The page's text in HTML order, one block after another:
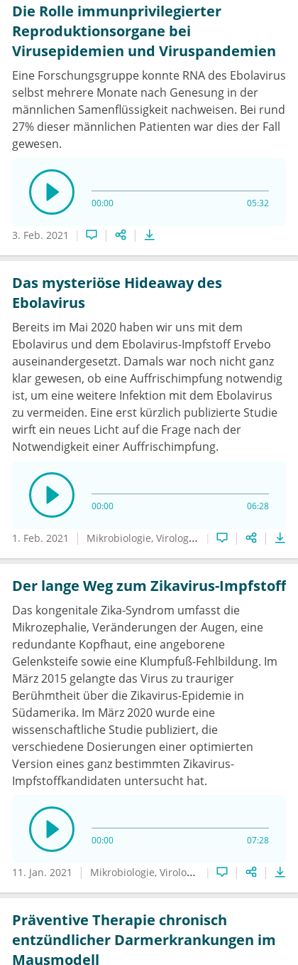
Die Rolle immunprivilegierter
Reproduktionsorgane bei
Virusepidemien und Viruspandemien
Eine Forschungsgruppe konnte RNA des Ebolavirus
selbst mehrere Monate nach Genesung in der
männlichen Samenflüssigkeit nachweisen. Bei rund
27% dieser männlichen Patienten war dies der Fall
gewesen.
00:00 05:32
3. Feb. 2021
Das mysteriöse Hideaway des
Ebolavirus
Bereits im Mai 2020 haben wir uns mit dem
Ebolavirus und dem Ebolavirus-Impfstoff Ervebo
auseinandergesetzt. Damals war noch nicht ganz
klar gewesen, ob eine Auffrischimpfung notwendig
ist, um eine weitere Infektion mit dem Ebolavirus
zu vermeiden. Eine erst kürzlich publizierte Studie
wirft ein neues Licht auf die Frage nach der
Notwendigkeit einer Auffrischimpfung.
00:00 06:28
1. Feb. 2021 Mikrobiologie, Virologie und Infektionsepidemiologie
Der lange Weg zum Zikavirus-Impfstoff
Das kongenitale Zika-Syndrom umfasst die
Mikrozephalie, Veränderungen der Augen, eine
redundante Kopfhaut, eine angeborene
Gelenksteife sowie eine Klumpfuß-Fehlbildung. Im
März 2015 gelangte das Virus zu trauriger
Berühmtheit über die Zikavirus-Epidemie in
Südamerika. Im März 2020 wurde eine
wissenschaftliche Studie publiziert, die
verschiedene Dosierungen einer optimierten
Version eines ganz bestimmten Zikavirus-
Impfstoffkandidaten untersucht hat.
00:00 07:28
11. Jan. 2021 Mikrobiologie, Virologie und Infektionsepidemiologie
Präventive Therapie chronisch
entzündlicher Darmerkrankungen im
Mausmodell